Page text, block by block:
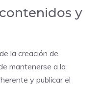
y
la creación de
mantenerse a la
y publicar el